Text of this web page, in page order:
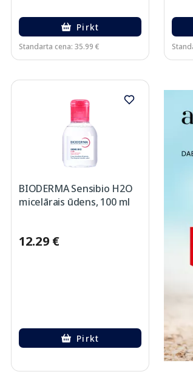
Pirkt
Standarta cena: 35.99 €
BIODERMA Sensibio H2O
micelārais ūdens, 100 ml
12.29 €
Pirkt